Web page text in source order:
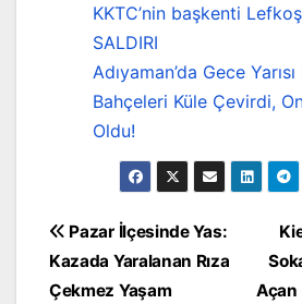
KKTC’nin başkenti
SALDIRI
Adıyaman’da Gece
Bahçeleri Küle Çevirdi,
Oldu!
Yazı
gezinmesi
Açan
Pazar İlçesinde Yas:
Kazada Yaralanan Rıza
Çekmez Yaşam